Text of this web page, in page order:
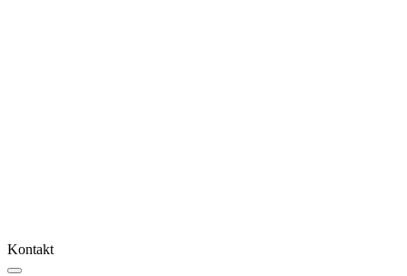
Kontakt